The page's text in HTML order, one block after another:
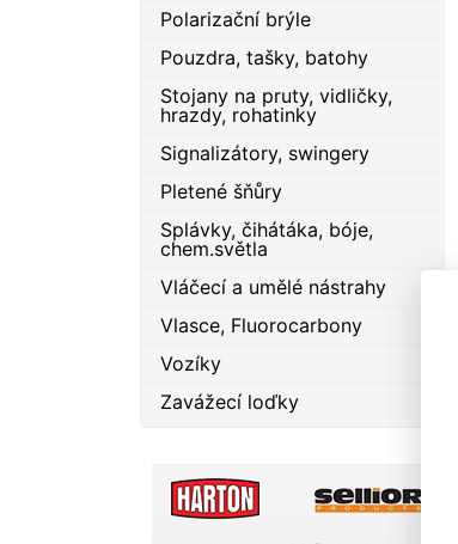
Polarizační brýle
Pouzdra, tašky, batohy
Stojany na pruty, vidličky,
hrazdy, rohatinky
Signalizátory, swingery
Pletené šňůry
Splávky, čihátáka, bóje,
chem.světla
Vláčecí a umělé nástrahy
Vlasce, Fluorocarbony
Vozíky
Zavážecí loďky